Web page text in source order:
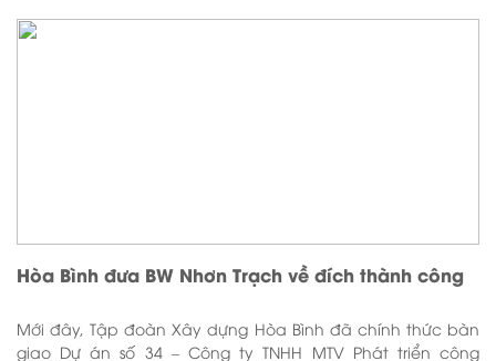
Hòa Bình đưa BW Nhơn Trạch về đích thành công
Mới đây, Tập đoàn Xây dựng Hòa Bình đã chính thức bàn
giao Dự án số 34 – Công ty TNHH MTV Phát triển công